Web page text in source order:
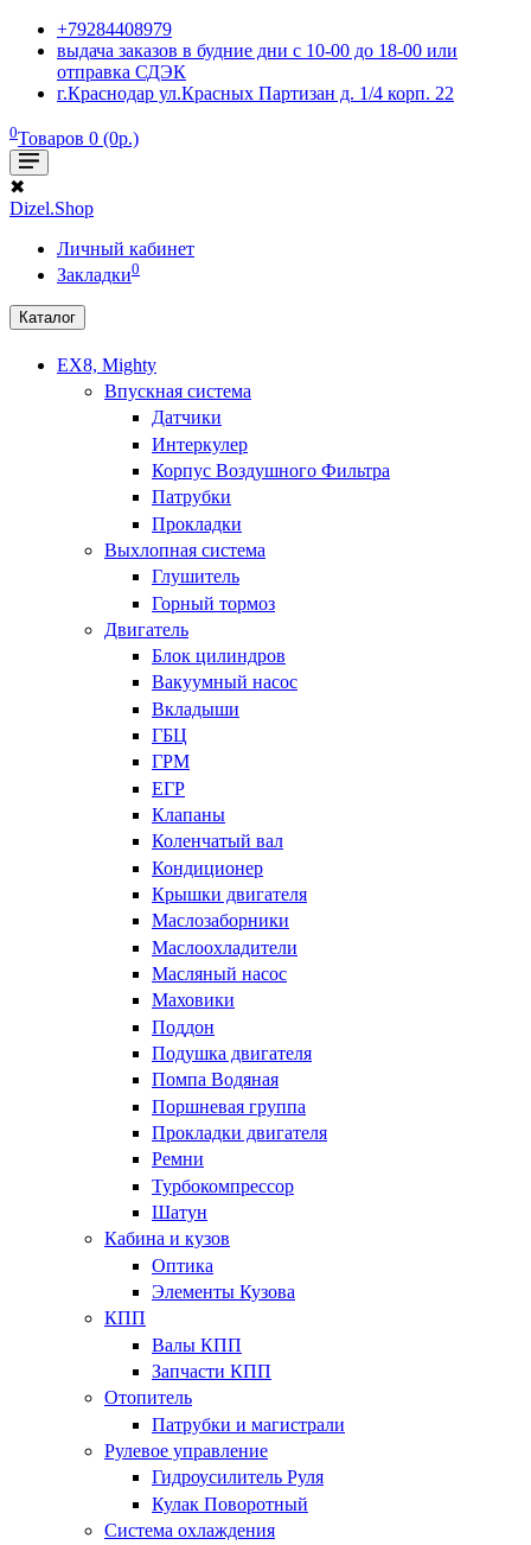
+79284408979
выдача заказов в будние дни с 10-00 до 18-00 или
отправка СДЭК
г.Краснодар ул.Красных Партизан д. 1/4 корп. 22
0Товаров 0 (0р.)
✖
Dizel.Shop
Личный кабинет
Закладки0
Каталог
EX8, Mighty
Впускная система
Датчики
Интеркулер
Корпус Воздушного Фильтра
Патрубки
Прокладки
Выхлопная система
Глушитель
Горный тормоз
Двигатель
Блок цилиндров
Вакуумный насос
Вкладыши
ГБЦ
ГРМ
ЕГР
Клапаны
Коленчатый вал
Кондиционер
Крышки двигателя
Маслозаборники
Маслоохладители
Масляный насос
Маховики
Поддон
Подушка двигателя
Помпа Водяная
Поршневая группа
Прокладки двигателя
Ремни
Турбокомпрессор
Шатун
Кабина и кузов
Оптика
Элементы Кузова
КПП
Валы КПП
Запчасти КПП
Отопитель
Патрубки и магистрали
Рулевое управление
Гидроусилитель Руля
Кулак Поворотный
Система охлаждения